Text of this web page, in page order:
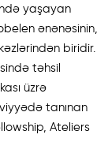
yaşayan
ənənəsinin,
biridir.
təhsil
üzrə
tanınan
Ateliers